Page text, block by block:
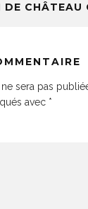
DE CHÂTEAU
sera pas
avec *